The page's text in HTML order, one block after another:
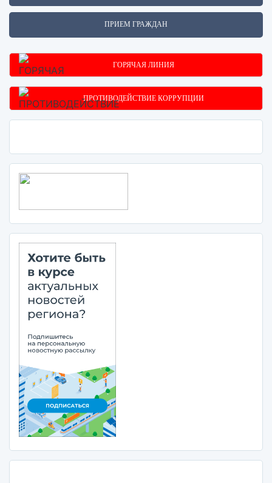
ПРИЕМ ГРАЖДАН
ГОРЯЧАЯ ЛИНИЯ
ПРОТИВОДЕЙСТВИЕ КОРРУПЦИИ